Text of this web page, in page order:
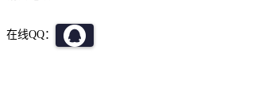
在线QQ：